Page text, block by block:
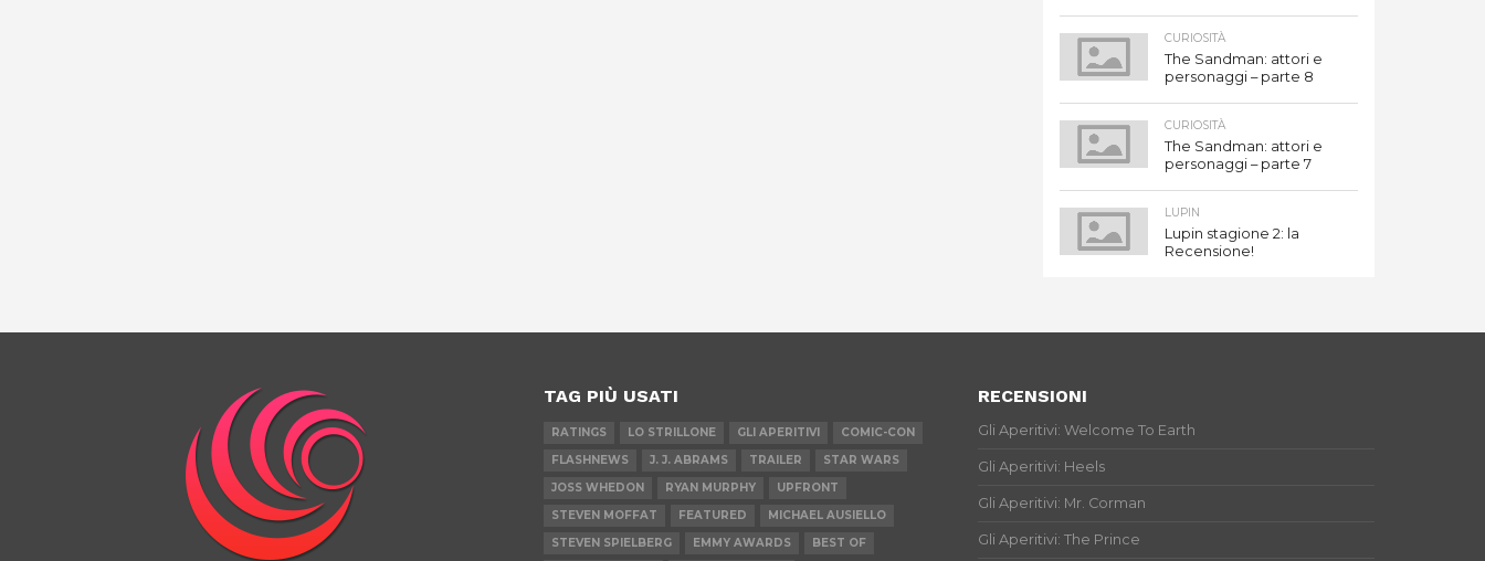
CURIOSITÀ
The Sandman: attori e
personaggi – parte 8
CURIOSITÀ
The Sandman: attori e
personaggi – parte 7
LUPIN
Lupin stagione 2: la
Recensione!
TAG PIÙ USATI
RATINGS LO STRILLONE GLI APERITIVI
COMIC-CON
FLASHNEWS
J. J. ABRAMS TRAILER
STAR WARS
JOSS WHEDON
RYAN MURPHY
UPFRONT
STEVEN MOFFAT
FEATURED
MICHAEL AUSIELLO
STEVEN SPIELBERG
EMMY AWARDS BEST OF
RECENSIONI
Gli Aperitivi: Welcome To Earth
Gli Aperitivi: Heels
Gli Aperitivi: Mr. Corman
Gli Aperitivi: The Prince